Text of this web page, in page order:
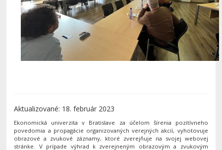
Aktualizované: 18. február 2023
Ekonomická univerzita v Bratislave za účelom šírenia pozitívneho
povedomia a propagácie organizovaných verejných akcií, vyhotovuje
obrazové a zvukové záznamy, ktoré zverejňuje na svojej webovej
stránke. V prípade výhrad k zverejneným obrazovým a zvukovým